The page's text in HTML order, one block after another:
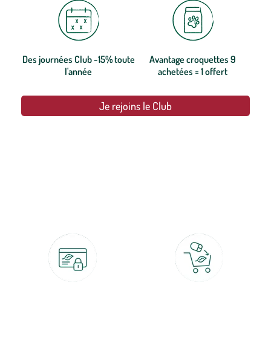
Des journées Club -15% toute
l'année
Avantage croquettes 9
achetées = 1 offert
Je rejoins le Club